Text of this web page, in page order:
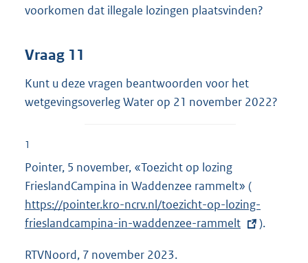
voorkomen dat illegale lozingen plaatsvinden?
Vraag 11
Kunt u deze vragen beantwoorden voor het
wetgevingsoverleg Water op 21 november 2022?
1
Pointer, 5 november, «Toezicht op lozing
FrieslandCampina in Waddenzee rammelt» (
x
t
https://pointer.kro-ncrv.nl/toezicht-op-lozing-
frieslandcampina-in-waddenzee-rammelt
).
RTVNoord, 7 november 2023.